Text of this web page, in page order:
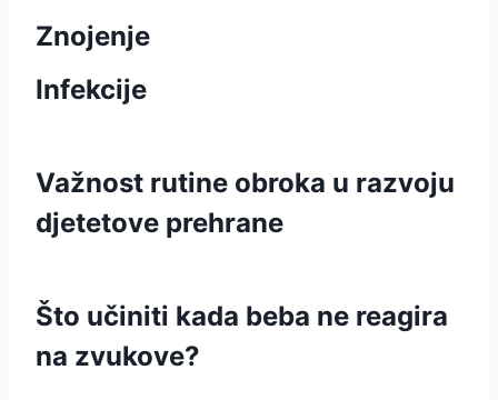
Znojenje
Infekcije
Važnost rutine obroka u razvoju
djetetove prehrane
Što učiniti kada beba ne reagira
na zvukove?